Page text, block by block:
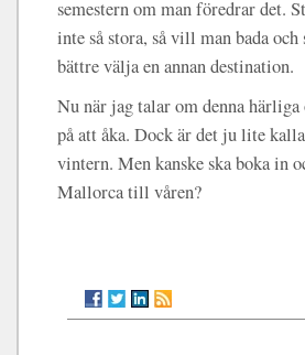
semestern om man föredrar det.
inte så stora, så vill man bada
bättre välja en annan destination.
Nu när jag talar om denna
på att åka. Dock är det ju lite
vintern. Men kanske ska boka in
Mallorca till våren?